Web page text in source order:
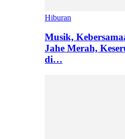
Hiburan
Musik,
Jahe Merah,
di…